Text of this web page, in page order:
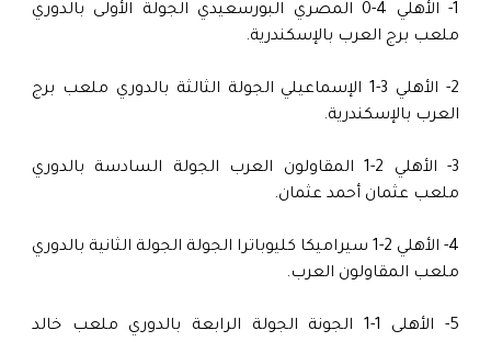
1- الأهلي 4-0 المصري البورسعيدي الجولة الأولى بالدوري
ملعب برج العرب بالإسكندرية.
2- الأهلي 3-1 الإسماعيلي الجولة الثالثة بالدوري ملعب برج
العرب بالإسكندرية.
3- الأهلي 2-1 المقاولون العرب الجولة السادسة بالدوري
ملعب عثمان أحمد عثمان.
4- الأهلي 2-1 سيراميكا كليوباترا الجولة الجولة الثانية بالدوري
ملعب المقاولون العرب.
5- الأهلى 1-1 الجونة الجولة الرابعة بالدوري ملعب خالد